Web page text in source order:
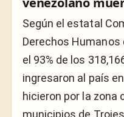
Según el estatal
Derechos Humanos
el 93% de los
ingresaron al país
hicieron por la zona
municipios de